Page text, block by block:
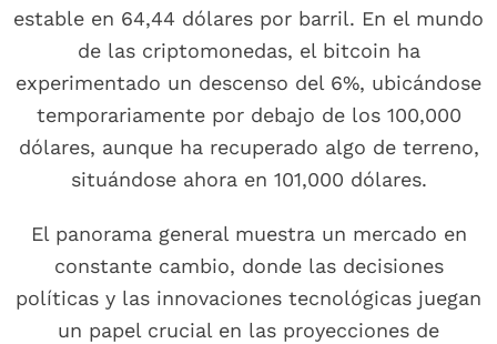
estable en 64,44 dólares por barril. En el mundo
de las criptomonedas, el bitcoin ha
experimentado un descenso del 6%, ubicándose
temporariamente por debajo de los 100,000
dólares, aunque ha recuperado algo de terreno,
situándose ahora en 101,000 dólares.
El panorama general muestra un mercado en
constante cambio, donde las decisiones
políticas y las innovaciones tecnológicas juegan
un papel crucial en las proyecciones de